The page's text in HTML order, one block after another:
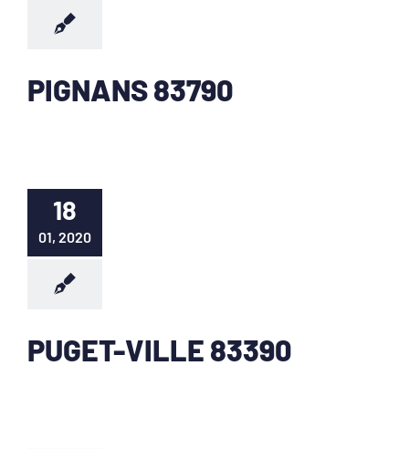
PIGNANS 83790
18
01, 2020
PUGET-VILLE 83390